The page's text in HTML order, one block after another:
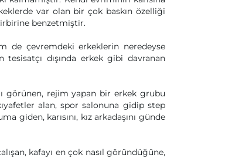
var olan bir çok baskın özelliği
benzetmiştir.
de çevremdeki erkeklerin neredeyse
dışında erkek gibi davranan
görünen, rejim yapan bir erkek grubu
alan, spor salonuna gidip step
giden, karısını, kız arkadaşını günde
kafayı en çok nasıl göründüğüne,